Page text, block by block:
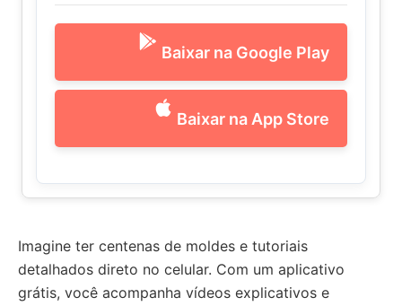
Baixar na Google Play
Baixar na App Store
Imagine ter centenas de moldes e tutoriais
detalhados direto no celular. Com um aplicativo
grátis, você acompanha vídeos explicativos e